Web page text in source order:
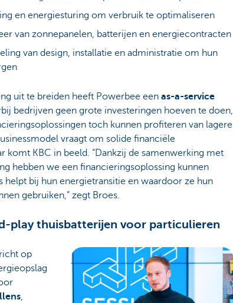
en energiesturing om verbruik te optimaliseren
van zonnepanelen, batterijen en energiecontracten
van design, installatie en administratie om hun
uit te breiden heeft Powerbee eenas-a-service
bedrijven geen grote investeringen hoeven te doen,
toch kunnen profiteren van lagere
vraagt om solide financiële
komt KBC in beeld. “Dankzij de samenwerking met
hebben we een financieringsoplossing kunnen
helpt bij hun energietransitie en waardoor ze hun
gebruiken,” zegt Broes.
play thuisbatterijen voor particulieren
op
,